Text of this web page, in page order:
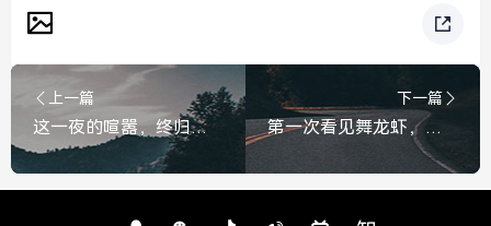
上一篇
这一夜的喧嚣，终归沉寂，一万多人喊了一晚上，愣是一球没进
下一篇
第一次看见舞龙虾，传统节庆里的硬核惊喜，第一次见识舞龙虾，传统节庆里的硬核惊喜